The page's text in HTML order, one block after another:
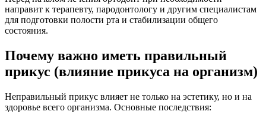
направит к терапевту, пародонтологу и другим специалистам
для подготовки полости рта и стабилизации общего
состояния.
Почему важно иметь правильный
прикус (влияние прикуса на организм)
Неправильный прикус влияет не только на эстетику, но и на
здоровье всего организма. Основные последствия: